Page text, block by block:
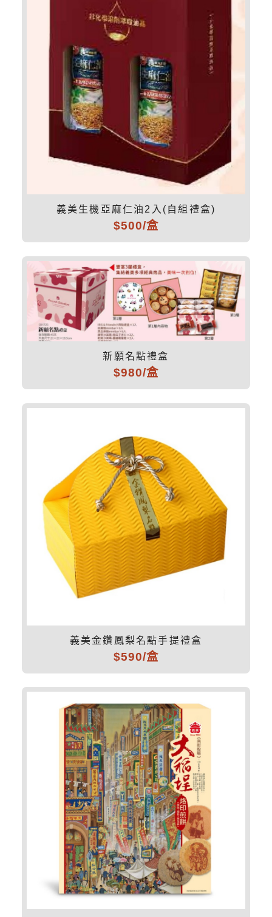
義美生機亞麻仁油2入(自組禮盒)
$500/盒
新願名點禮盒
$980/盒
義美金鑽鳳梨名點手提禮盒
$590/盒